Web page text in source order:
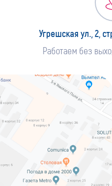
Угрешская ул., 2,
Работаем без